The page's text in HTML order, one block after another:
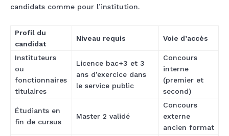
candidats comme pour l’institution.
Profil du
candidat
Niveau requis Voie d’accès
Instituteurs
ou
fonctionnaires
titulaires
Licence bac+3 et 3
ans d’exercice dans
le service public
Concours
interne
(premier et
second)
Étudiants en
fin de cursus
Master 2 validé
Concours
externe
ancien format